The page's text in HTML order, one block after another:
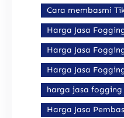
Cara membasmi
Harga Jasa
Harga Jasa
Harga Jasa
harga jasa
Harga Jasa